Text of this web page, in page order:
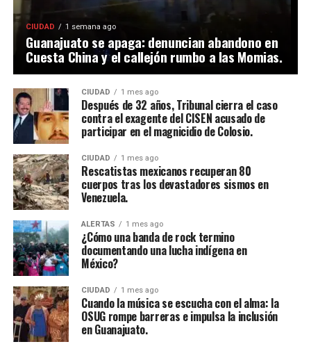
CIUDAD 1 semana ago
Guanajuato se apaga: denuncian abandono en
Cuesta China y el callejón rumbo a las Momias.
CIUDAD 1 mes ago
Después de 32 años, Tribunal cierra el caso
contra el exagente del CISEN acusado de
participar en el magnicidio de Colosio.
CIUDAD 1 mes ago
Rescatistas mexicanos recuperan 80
cuerpos tras los devastadores sismos en
Venezuela.
ALERTAS 1 mes ago
¿Cómo una banda de rock termino
documentando una lucha indígena en
México?
CIUDAD 1 mes ago
Cuando la música se escucha con el alma: la
OSUG rompe barreras e impulsa la inclusión
en Guanajuato.